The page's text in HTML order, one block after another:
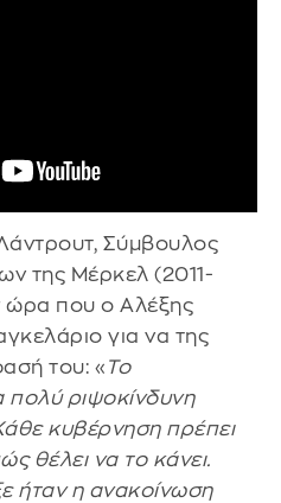
Σύμβουλος
της Μέρκελ (2011-
ώρα που ο Αλέξης
για να της
του: « Το
πολύ ριψοκίνδυνη
κυβέρνηση πρέπει
θέλει να το κάνει.
ήταν η ανακοίνωση